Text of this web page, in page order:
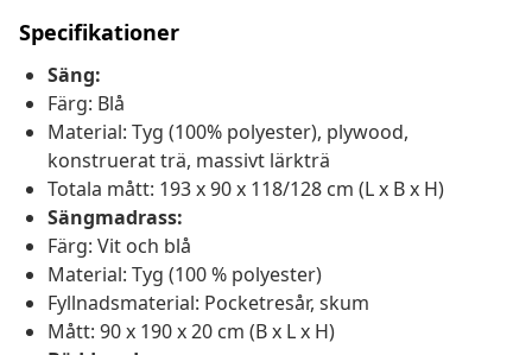
Specifikationer
Säng:
Färg: Blå
Material: Tyg (100% polyester), plywood,
konstruerat trä, massivt lärkträ
Totala mått: 193 x 90 x 118/128 cm (L x B x H)
Sängmadrass:
Färg: Vit och blå
Material: Tyg (100 % polyester)
Fyllnadsmaterial: Pocketresår, skum
Mått: 90 x 190 x 20 cm (B x L x H)